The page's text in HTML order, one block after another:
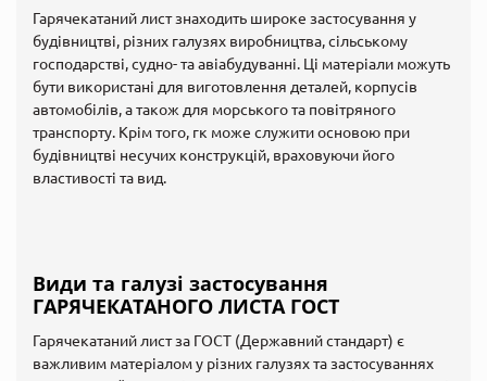
Гарячекатаний лист знаходить широке застосування у
будівництві, різних галузях виробництва, сільському
господарстві, судно- та авіабудуванні. Ці матеріали можуть
бути використані для виготовлення деталей, корпусів
автомобілів, а також для морського та повітряного
транспорту. Крім того, гк може служити основою при
будівництві несучих конструкцій, враховуючи його
властивості та вид.
Види та галузі застосування
ГАРЯЧЕКАТАНОГО ЛИСТА ГОСТ
Гарячекатаний лист за ГОСТ (Державний стандарт) є
важливим матеріалом у різних галузях та застосуваннях